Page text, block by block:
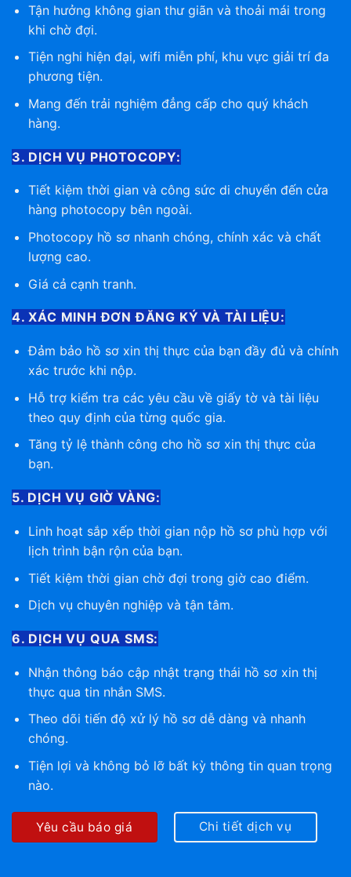
Tận hưởng không gian thư giãn và thoải mái trong
khi chờ đợi.
Tiện nghi hiện đại, wifi miễn phí, khu vực giải trí đa
phương tiện.
Mang đến trải nghiệm đẳng cấp cho quý khách
hàng.
3. DỊCH VỤ PHOTOCOPY:
Tiết kiệm thời gian và công sức di chuyển đến cửa
hàng photocopy bên ngoài.
Photocopy hồ sơ nhanh chóng, chính xác và chất
lượng cao.
Giá cả cạnh tranh.
4. XÁC MINH ĐƠN ĐĂNG KÝ VÀ TÀI LIỆU:
Đảm bảo hồ sơ xin thị thực của bạn đầy đủ và chính
xác trước khi nộp.
Hỗ trợ kiểm tra các yêu cầu về giấy tờ và tài liệu
theo quy định của từng quốc gia.
Tăng tỷ lệ thành công cho hồ sơ xin thị thực của
bạn.
5. DỊCH VỤ GIỜ VÀNG:
Linh hoạt sắp xếp thời gian nộp hồ sơ phù hợp với
lịch trình bận rộn của bạn.
Tiết kiệm thời gian chờ đợi trong giờ cao điểm.
Dịch vụ chuyên nghiệp và tận tâm.
6. DỊCH VỤ QUA SMS:
Nhận thông báo cập nhật trạng thái hồ sơ xin thị
thực qua tin nhắn SMS.
Theo dõi tiến độ xử lý hồ sơ dễ dàng và nhanh
chóng.
Tiện lợi và không bỏ lỡ bất kỳ thông tin quan trọng
nào.
Yêu cầu báo giá Chi tiết dịch vụ